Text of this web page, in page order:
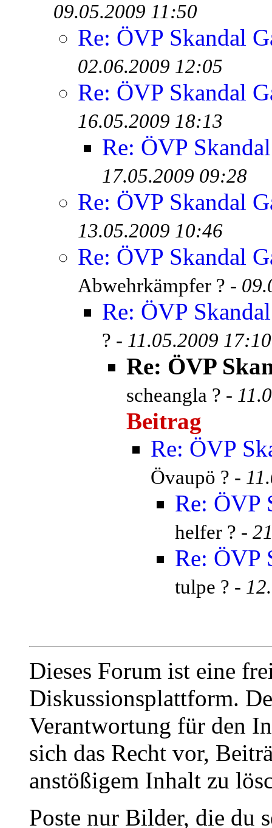
09.05.2009 11:50
Re: ÖVP Skandal
02.06.2009 12:05
Re: ÖVP Skandal
16.05.2009 18:13
Re: ÖVP
17.05.2009 09:28
Re: ÖVP Skandal
13.05.2009 10:46
Re: ÖVP Skandal
Abwehrkämpfer ? -
Re: ÖVP
? - 11.05.2009 17:10
Re: ÖVP
scheangla ? -
Beitrag
Re: ÖVP
Övaupö ? -
Re: ÖVP
helfer ? -
Re: ÖVP
tulpe ? -
Dieses Forum ist eine
Diskussionsplattform.
Verantwortung für den
sich das Recht vor,
anstößigem Inhalt zu
Poste nur Bilder, die du